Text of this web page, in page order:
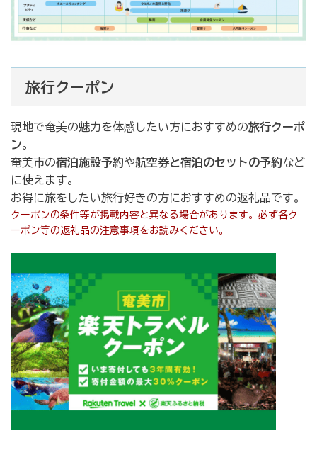
旅行クーポン
現地で奄美の魅力を体感したい方におすすめの旅行クーポ
ン。
奄美市の宿泊施設予約や航空券と宿泊のセットの予約など
に使えます。
お得に旅をしたい旅行好きの方におすすめの返礼品です。
クーポンの条件等が掲載内容と異なる場合があります。必ず各ク
ーポン等の返礼品の注意事項をお読みください。